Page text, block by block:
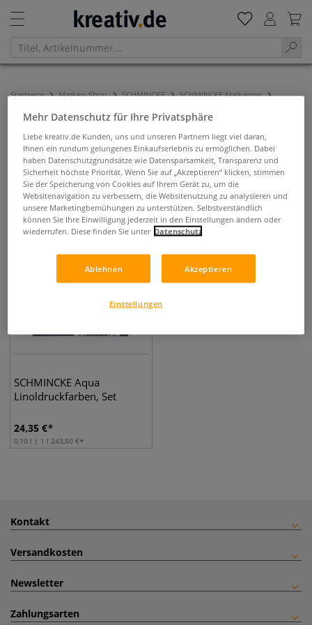
Startseite Marken-Shop SCHMINCKE
SCHMINCKE Malkasten
SCHMINCKE Linoldruck-Set
Filtern & Sortieren
SCHMINCKE Aqua
Linoldruckfarben, Set
24,35 €
0,10 l | 1 l 243,50 €
Kontakt
Versandkosten
Newsletter
Zahlungsarten
Mehr Datenschutz für Ihre Privatsphäre
Liebe kreativ.de Kunden, uns und unseren Partnern liegt viel daran,
Ihnen ein rundum gelungenes Einkaufserlebnis zu ermöglichen. Dabei
haben Datenschutzgrundsätze wie Datensparsamkeit, Transparenz und
Sicherheit höchste Priorität. Wenn Sie auf „Akzeptieren“ klicken, stimmen
Sie der Speicherung von Cookies auf Ihrem Gerät zu, um die
Websitenavigation zu verbessern, die Websitenutzung zu analysieren und
unsere Marketingbemühungen zu unterstützen. Selbstverständlich
können Sie Ihre Einwilligung jederzeit in den Einstellungen ändern oder
wiederrufen. Diese finden Sie unter Datenschutz
Ablehnen Akzeptieren
Einstellungen